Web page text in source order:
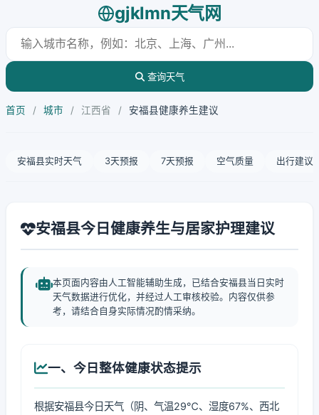
gjklmn天气网
查询天气
首页 / 城市 / 江西省 / 安福县健康养生建议
安福县实时天气 3天预报 7天预报 空气质量 出行建议
安福县今日健康养生与居家护理建议
本页面内容由人工智能辅助生成，已结合安福县当日实时
天气数据进行优化，并经过人工审核校验。内容仅供参
考，请结合自身实际情况酌情采纳。
一、今日整体健康状态提示
根据安福县今日天气（阴、气温29℃、湿度67%、西北